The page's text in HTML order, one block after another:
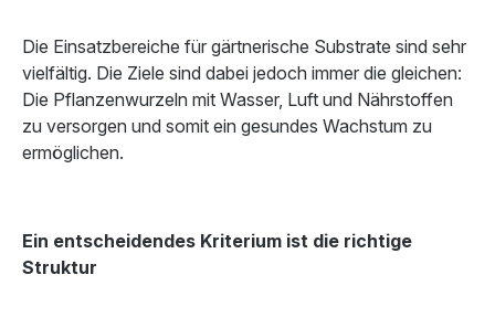
Die Einsatzbereiche für gärtnerische Substrate sind sehr
vielfältig. Die Ziele sind dabei jedoch immer die gleichen:
Die Pflanzenwurzeln mit Wasser, Luft und Nährstoffen
zu versorgen und somit ein gesundes Wachstum zu
ermöglichen.
Ein entscheidendes Kriterium ist die richtige
Struktur